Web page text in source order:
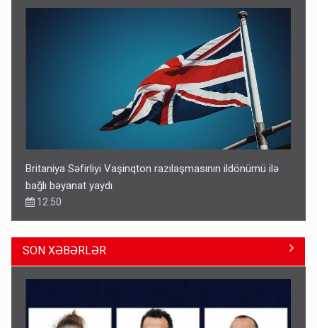
Britaniya Səfirliyi Vaşinqton razılaşmasının ildönümü ilə
bağlı bəyanat yaydı
12:50
SON XƏBƏRLƏR